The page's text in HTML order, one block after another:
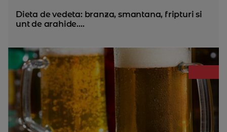
Dieta de vedeta: branza, smantana, fripturi si
unt de arahide....